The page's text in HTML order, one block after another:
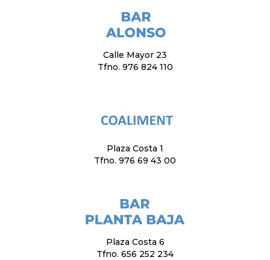
Calle Mayor 23
Tfno. 976 824 110
Plaza Costa 1
Tfno. 976 69 43 00
Plaza Costa 6
Tfno. 656 252 234